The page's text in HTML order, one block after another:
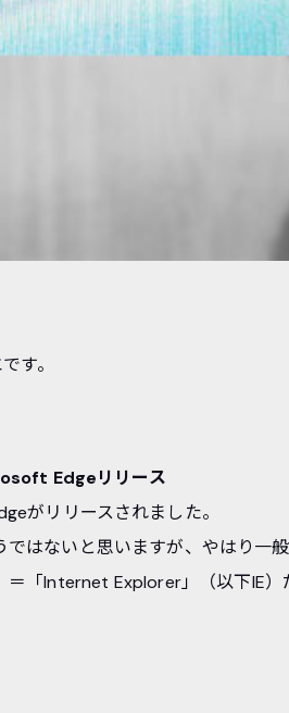
す。
Edgeリリース
がリリースされました。
ではないと思いますが、やはり一
「Internet Explorer」（以下IE）